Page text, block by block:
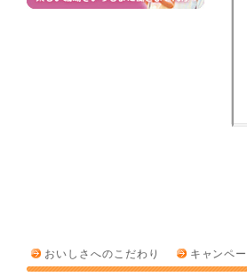
おいしさへのこだわり キャンペ